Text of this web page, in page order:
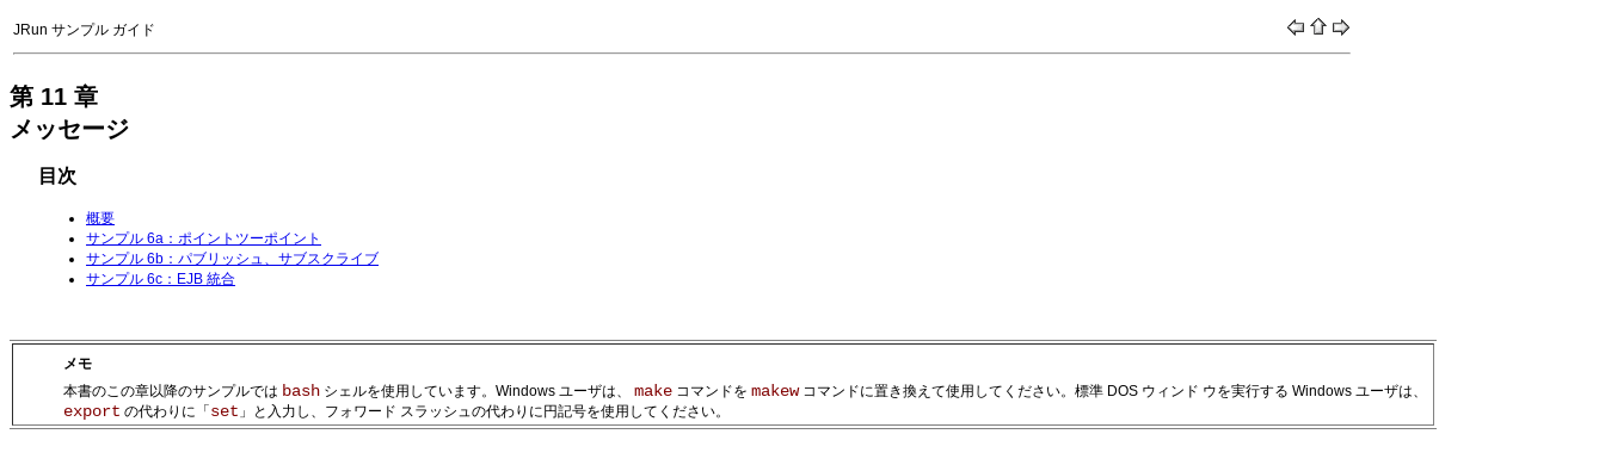
JRun サンプル ガイド
第 11 章
メッセージ
目次
概要
サンプル 6a：ポイントツーポイント
サンプル 6b：パブリッシュ、サブスクライブ
サンプル 6c：EJB 統合
メモ
本書のこの章以降のサンプルでは bash シェルを使用しています。Windows ユーザは、 make コマンドを makewコマンドに置き換えて使用してください。標準 DOS ウィンド ウを実行する Windows ユーザは、
export の代わりに「 set 」と入力し、フォワード スラッシュの代わりに円記号を使用してください。